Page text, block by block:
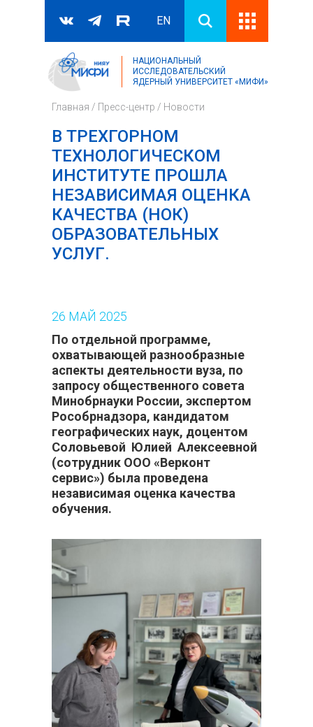
Форма поиска
Поиск
EN
НАЦИОНАЛЬНЫЙ
ИССЛЕДОВАТЕЛЬСКИЙ
ЯДЕРНЫЙ УНИВЕРСИТЕТ «МИФИ»
Главная / Пресс-центр / Новости
В ТРЕХГОРНОМ
ТЕХНОЛОГИЧЕСКОМ
ИНСТИТУТЕ ПРОШЛА
НЕЗАВИСИМАЯ ОЦЕНКА
КАЧЕСТВА (НОК)
ОБРАЗОВАТЕЛЬНЫХ
УСЛУГ.
26 МАЙ 2025
По отдельной программе,
охватывающей разнообразные
аспекты деятельности вуза, по
запросу общественного совета
Минобрнауки России, экспертом
Рособрнадзора, кандидатом
географических наук, доцентом
Соловьевой Юлией Алексеевной
(сотрудник ООО «Верконт
сервис») была проведена
независимая оценка качества
обучения.